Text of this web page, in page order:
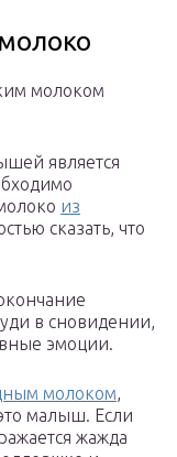
молоком
является
из
сказать, что
в сновидении,
эмоции.
молоком,
малыш. Если
жажда